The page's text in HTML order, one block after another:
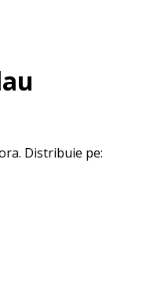
Distribuie pe: